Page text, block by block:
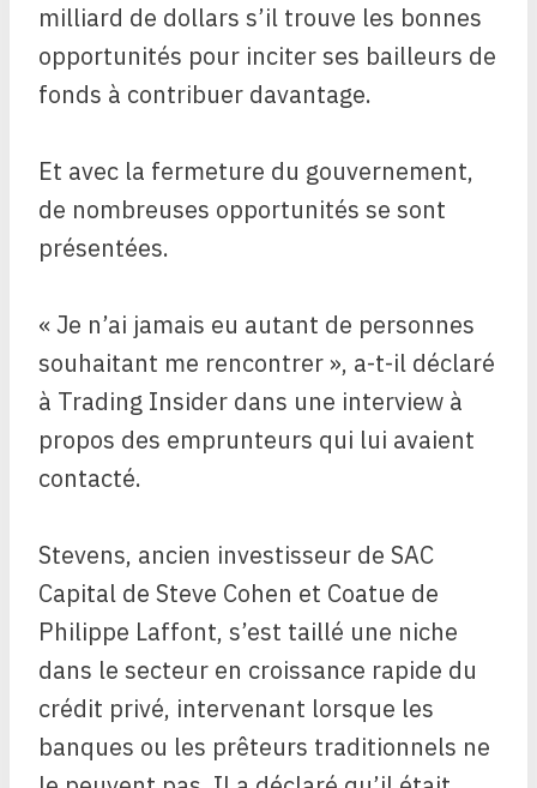
milliard de dollars s’il trouve les bonnes
opportunités pour inciter ses bailleurs de
fonds à contribuer davantage.
Et avec la fermeture du gouvernement,
de nombreuses opportunités se sont
présentées.
« Je n’ai jamais eu autant de personnes
souhaitant me rencontrer », a-t-il déclaré
à Trading Insider dans une interview à
propos des emprunteurs qui lui avaient
contacté.
Stevens, ancien investisseur de SAC
Capital de Steve Cohen et Coatue de
Philippe Laffont, s’est taillé une niche
dans le secteur en croissance rapide du
crédit privé, intervenant lorsque les
banques ou les prêteurs traditionnels ne